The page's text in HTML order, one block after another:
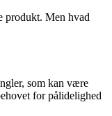
produkt. Men hvad
som kan være
for pålidelighed